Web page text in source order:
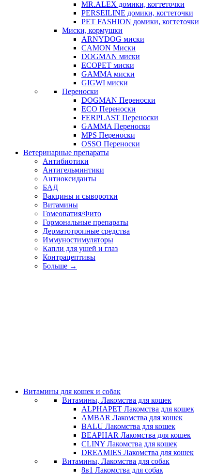
MR.ALEX домики, когтеточки
PERSEILINE домики, когтеточки
PET FASHION домики, когтеточки
Миски, кормушки
ARNYDOG миски
CAMON Миски
DOGMAN миски
ECOPET миски
GAMMA миски
GIGWI миски
Переноски
DOGMAN Переноски
ECO Переноски
FERPLAST Переноски
GAMMA Переноски
MPS Переноски
OSSO Переноски
Ветеринарные препараты
Антибиотики
Антигельминтики
Антиоксиданты
БАД
Вакцины и сыворотки
Витамины
Гомеопатия/Фито
Гормональные препараты
Дерматотропные средства
Иммуностимуляторы
Капли для ушей и глаз
Контрацептивы
Больше →
Витамины для кошек и собак
Витамины, Лакомства для кошек
ALPHAPET Лакомства для кошек
AMBAR Лакомства для кошек
BALU Лакомства для кошек
BEAPHAR Лакомства для кошек
CLINY Лакомства для кошек
DREAMIES Лакомства для кошек
Витамины, Лакомства для собак
8в1 Лакомства для собак